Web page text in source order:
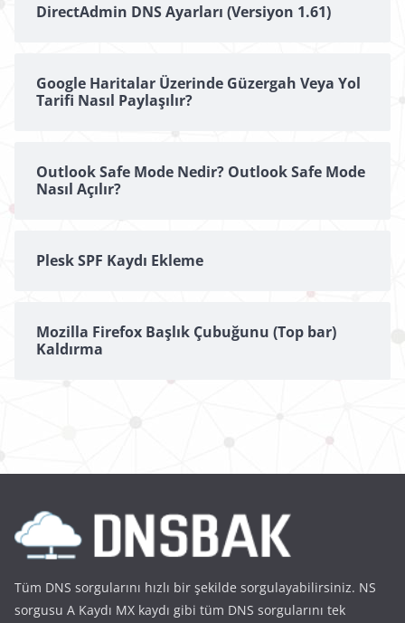
DirectAdmin DNS Ayarları (Versiyon 1.61)
Google Haritalar Üzerinde Güzergah Veya Yol
Tarifi Nasıl Paylaşılır?
Outlook Safe Mode Nedir? Outlook Safe Mode
Nasıl Açılır?
Plesk SPF Kaydı Ekleme
Mozilla Firefox Başlık Çubuğunu (Top bar)
Kaldırma
Tüm DNS sorgularını hızlı bir şekilde sorgulayabilirsiniz. NS
sorgusu A Kaydı MX kaydı gibi tüm DNS sorgularını tek